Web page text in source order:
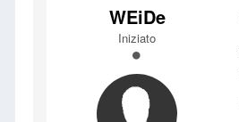
WEiDe
Iniziato